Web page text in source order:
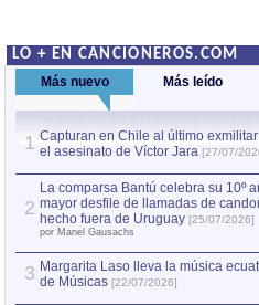
LO + EN CANCIONEROS.COM
Más nuevo Más leído
1 Capturan en Chile al último
el asesinato de Víctor Jara [27/07/
2
La comparsa Bantú celebra su 10º
mayor desfile de llamadas de
hecho fuera de Uruguay [25/07/2026]
por Manel Gausachs
3 Margarita Laso lleva la música
de Músicas [22/07/2026]